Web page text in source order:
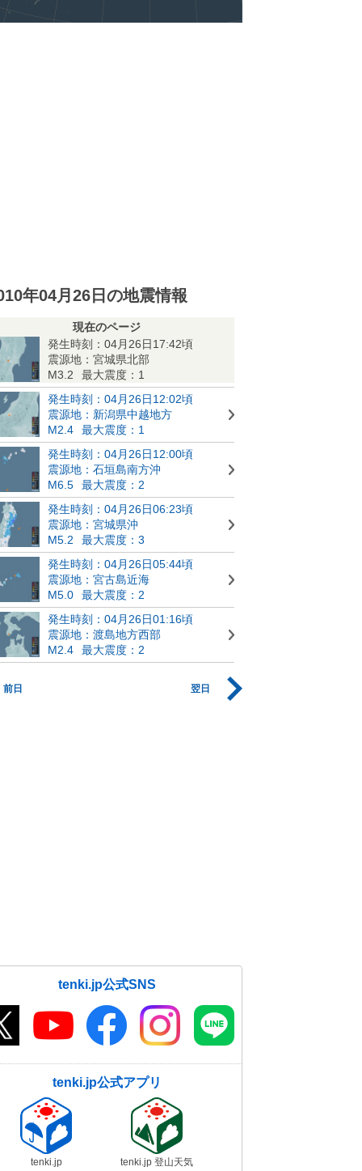
年04月26日の地震情報
現在のページ
発生時刻：04月26日17:42頃
震源地：宮城県北部
M3.2
最大震度：1
発生時刻：04月26日12:02頃
震源地：新潟県中越地方
M2.4
最大震度：1
発生時刻：04月26日12:00頃
震源地：石垣島南方沖
M6.5
最大震度：2
発生時刻：04月26日06:23頃
震源地：宮城県沖
M5.2
最大震度：3
発生時刻：04月26日05:44頃
震源地：宮古島近海
M5.0
最大震度：2
発生時刻：04月26日01:16頃
震源地：渡島地方西部
M2.4
最大震度：2
前日 翌日
tenki.jp公式SNS
tenki.jp公式アプリ
tenki.jp tenki.jp 登山天気